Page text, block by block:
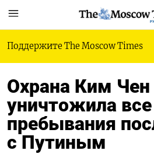
Поддержите The Moscow Times
Охрана Ким
уничтожила
пребывания
с Путиным